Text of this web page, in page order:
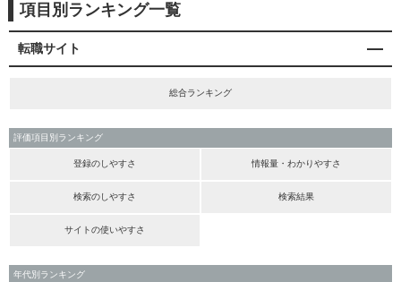
項目別ランキング一覧
転職サイト
総合ランキング
評価項目別ランキング
登録のしやすさ 情報量・わかりやすさ
検索のしやすさ 検索結果
サイトの使いやすさ
年代別ランキング